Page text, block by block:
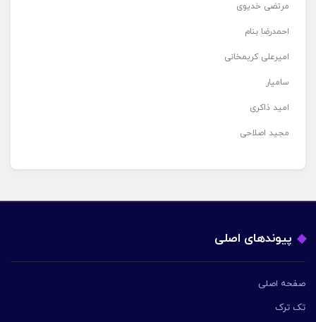
مرتضی خدیوی
احمدرضا بنام
امیرعلی کریمخانی
سامیار
امید ذاکری
مجید اصلاحی
پیوندهای اصلی
صفحه اصلی
تک ترک